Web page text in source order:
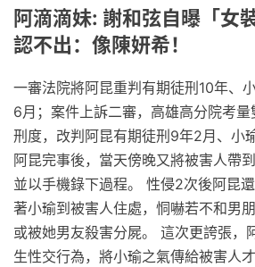
阿滴滴妹: 謝和弦自曝「
認不出：像陳妍希！
一審法院將阿昆重判有期徒刑10年、
6月；案件上訴二審，高雄高分院考
刑度，改判阿昆有期徒刑9年2月、小
阿昆完事後，當天傍晚又將被害人帶
並以手機錄下過程。 性侵2次後阿昆
著小瑜到被害人住處，恫嚇若不和男
或被她男友殺害分屍。 這次更誇張，
生性交行為，將小瑜之氣傳給被害人